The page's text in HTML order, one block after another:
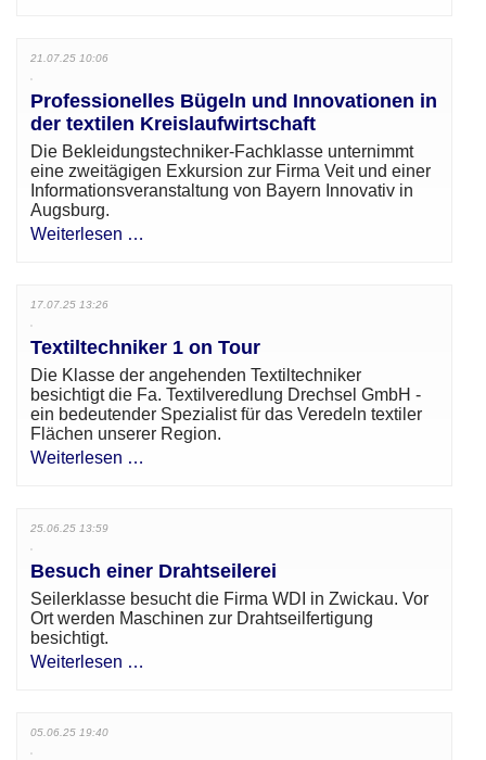
21.07.25 10:06
Professionelles Bügeln und Innovationen in
der textilen Kreislaufwirtschaft
Die Bekleidungstechniker-Fachklasse unternimmt
eine zweitägigen Exkursion zur Firma Veit und einer
Informationsveranstaltung von Bayern Innovativ in
Augsburg.
Weiterlesen …
17.07.25 13:26
Textiltechniker 1 on Tour
Die Klasse der angehenden Textiltechniker
besichtigt die Fa. Textilveredlung Drechsel GmbH -
ein bedeutender Spezialist für das Veredeln textiler
Flächen unserer Region.
Weiterlesen …
25.06.25 13:59
Besuch einer Drahtseilerei
Seilerklasse besucht die Firma WDI in Zwickau. Vor
Ort werden Maschinen zur Drahtseilfertigung
besichtigt.
Weiterlesen …
05.06.25 19:40